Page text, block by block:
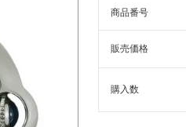
商品番号
販売価格
購入数